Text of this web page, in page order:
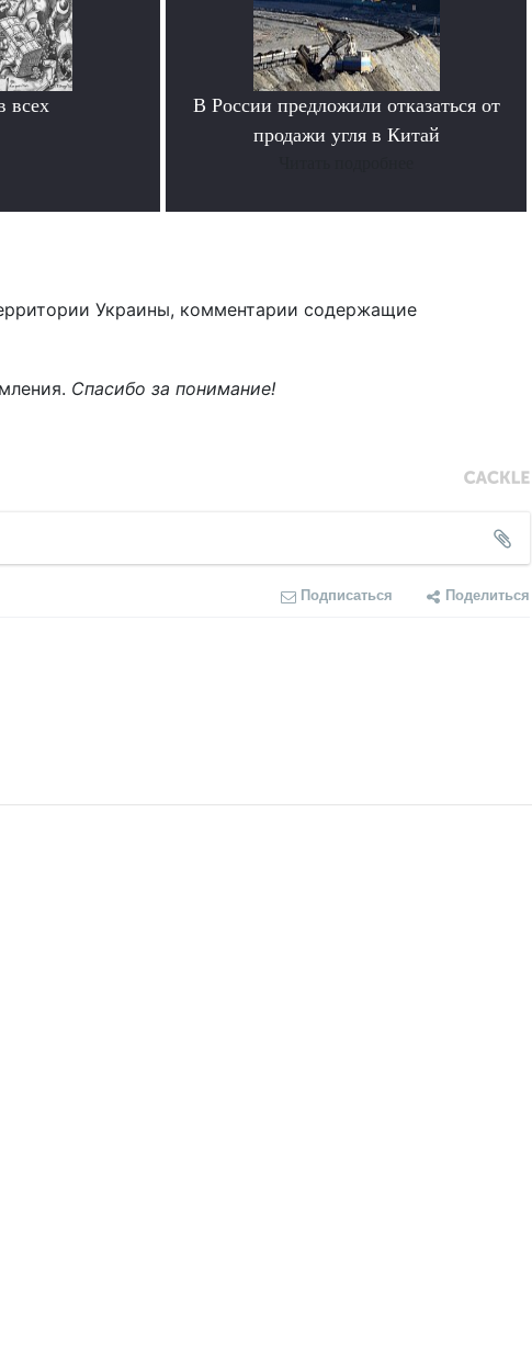
всех
В России предложили отказаться от
продажи угля в Китай
Украины, комментарии содержащие
Спасибо за понимание!
Подписаться Поделиться